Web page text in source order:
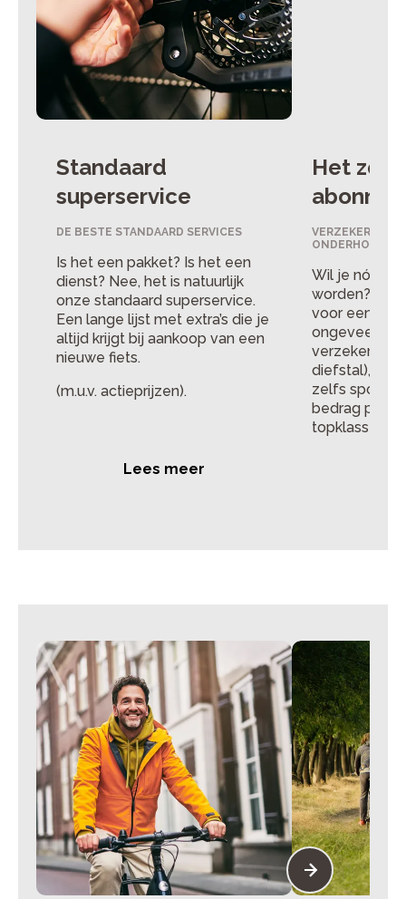
Standaard
superservice
DE BESTE STANDAARD SERVICES
Is het een pakket? Is het een
dienst? Nee, het is natuurlijk
onze standaard superservice.
Een lange lijst met extra’s die je
altijd krijgt bij aankoop van een
nieuwe fiets.
(m.u.v. actieprijzen).
Lees meer
Het
VERZEKERING,
ONDERHOUD
Wil je nóg
worden? Dan
voor een
ongeveer
diefstal), al
zelfs
bedrag per
topklasse